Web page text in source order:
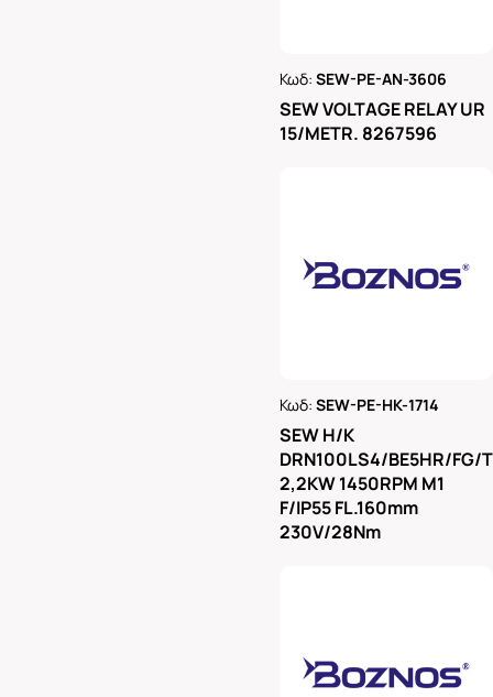
Κωδ:SEW-PE-AN-3606
SEW VOLTAGE RELAY UR
15/METR. 8267596
Κωδ:SEW-PE-HK-1714
SEW H/K
DRN100LS4/BE5HR/FG/
2,2KW 1450RPM M1
F/IP55 FL.160mm
230V/28Nm